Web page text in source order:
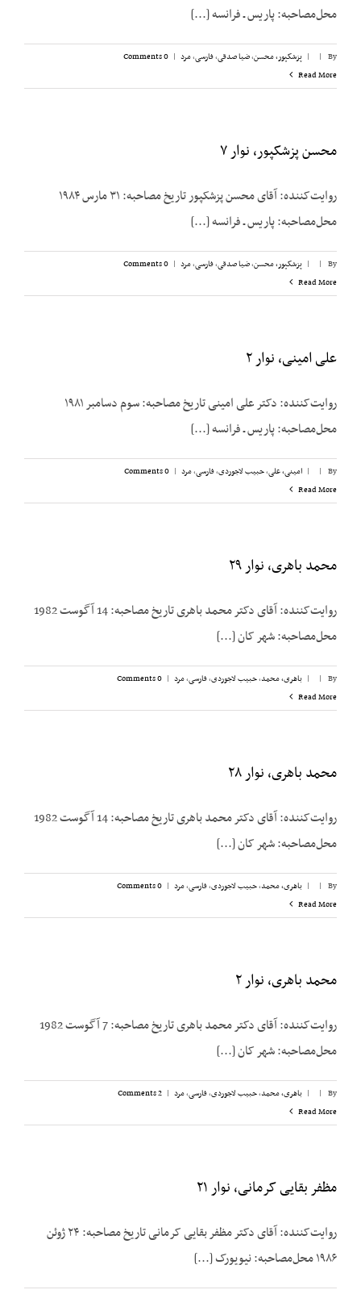
محل‌مصاحبه: پاریس ـ فرانسه [...]
By
|
| پزشکپور،‌ محسن,ضیا صدقی,فارسی,مرد |
0 Comments
Read More
محسن پزشکپور، نوار ۷
روایت‌کننده: آقای محسن پزشک‎پور تاریخ مصاحبه: ۳۱ مارس ۱۹۸۴
محل‌مصاحبه: پاریس ـ فرانسه [...]
By
|
| پزشکپور،‌ محسن,ضیا صدقی,فارسی,مرد |
0 Comments
Read More
علی امینی، نوار ۲
روایت‌کننده: دکتر علی امینی تاریخ مصاحبه: سوم دسامبر ۱۹۸۱
محل‌مصاحبه: پاریس ـ فرانسه [...]
By
|
| امینی، علی,حبیب لاجوردی,فارسی,مرد |
0 Comments
Read More
محمد باهری، نوار ۲۹
روایت‌کننده: آقای دکتر محمد باهری تاریخ مصاحبه: 14 آگوست 1982
محل‌مصاحبه: شهر کان [...]
By
|
| باهری، محمد,حبیب لاجوردی,فارسی,مرد |
0 Comments
Read More
محمد باهری، نوار ۲۸
روایت‌کننده: آقای دکتر محمد باهری تاریخ مصاحبه: 14 آگوست 1982
محل‌مصاحبه: شهر کان [...]
By
|
| باهری، محمد,حبیب لاجوردی,فارسی,مرد |
0 Comments
Read More
محمد باهری، نوار ۲
روایت‌کننده: آقای دکتر محمد باهری تاریخ مصاحبه: 7 آگوست 1982
محل‌مصاحبه: شهر کان [...]
By
|
| باهری، محمد,حبیب لاجوردی,فارسی,مرد |
2 Comments
Read More
مظفر بقایی کرمانی، نوار ۲۱
روایت‌کننده: آقای دکتر مظفر بقایی کرمانی تاریخ مصاحبه: ۲۴ ژوئن
۱۹۸۶ محل‌مصاحبه: نیویورک [...]